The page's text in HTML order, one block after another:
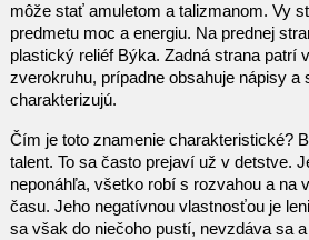
môže stať amuletom a talizmanom. Vy
predmetu moc a energiu. Na prednej
plastický reliéf Býka. Zadná strana patrí
zverokruhu, prípadne obsahuje nápisy a
charakterizujú.
Čím je toto znamenie charakteristické?
talent. To sa často prejaví už v detstve.
neponáhľa, všetko robí s rozvahou a na
času. Jeho negatívnou vlastnosťou je
sa však do niečoho pustí, nevzdáva sa